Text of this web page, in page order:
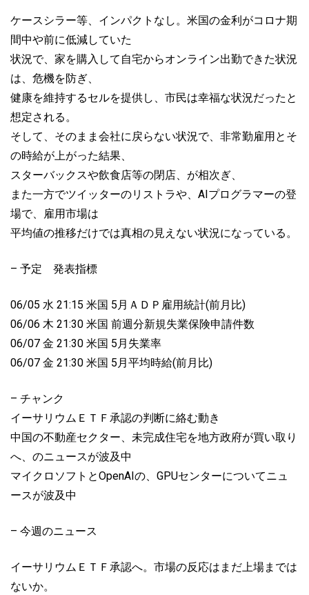
ケースシラー等、インパクトなし。米国の金利がコロナ期
間中や前に低減していた
状況で、家を購入して自宅からオンライン出勤できた状況
は、危機を防ぎ、
健康を維持するセルを提供し、市民は幸福な状況だったと
想定される。
そして、そのまま会社に戻らない状況で、非常勤雇用とそ
の時給が上がった結果、
スターバックスや飲食店等の閉店、が相次ぎ、
また一方でツイッターのリストラや、AIプログラマーの登
場で、雇用市場は
平均値の推移だけでは真相の見えない状況になっている。
– 予定 発表指標
06/05 水 21:15 米国 5月ＡＤＰ雇用統計(前月比)
06/06 木 21:30 米国 前週分新規失業保険申請件数
06/07 金 21:30 米国 5月失業率
06/07 金 21:30 米国 5月平均時給(前月比)
– チャンク
イーサリウムＥＴＦ承認の判断に絡む動き
中国の不動産セクター、未完成住宅を地方政府が買い取り
へ、のニュースが波及中
マイクロソフトとOpenAIの、GPUセンターについてニュ
ースが波及中
– 今週のニュース
イーサリウムＥＴＦ承認へ。市場の反応はまだ上場までは
ないか。